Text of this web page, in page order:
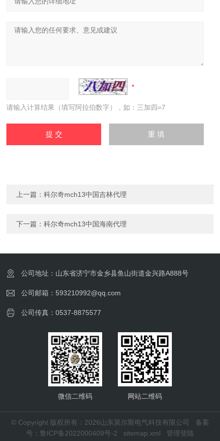
请输入计算结果（填写阿拉伯数字），如：三加四=7
上一篇：科尔奇mch13中国吉林代理
下一篇：科尔奇mch13中国海南代理
公司地址：山东省济宁市金乡县鱼山街道金兴路A888号
公司邮箱：593210992@qq.com
公司传真：0537-8875577
微信二维码 网站二维码
© Copyright 版权所有：2026山东莫尔斯电气科技有限公司 备案
号：鲁ICP备2022000409号-2
sitemap.xml 管理登陆